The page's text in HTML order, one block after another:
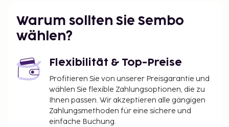
Punkten: Terrasse und Garten.
Nutzungsgebühr für das Kinderbett: 50 NOK pro
Bettwäsche gegen Gebühr erhältlich (Gäste
können auch ihre eigene Bettwäsche
mitbringen)
Handtücher gegen Gebühr erhältlich (Gäste
können auch ihre eigenen Handtücher
mitbringen)
Warum sollten Sie Sembo
wählen?
Flexibilität & Top-Preise
Profitieren Sie von unserer Preisgarantie und
wählen Sie flexible Zahlungsoptionen, die zu
Ihnen passen. Wir akzeptieren alle gängigen
Zahlungsmethoden für eine sichere und
einfache Buchung.